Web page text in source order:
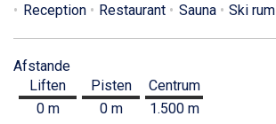
Reception
Restaurant Sauna Ski rum
Afstande
Liften
0 m
Pisten
0 m
Centrum
1.500 m